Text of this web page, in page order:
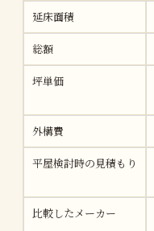
延床面積
総額
坪単価
外構費
平屋検討時の見積もり
比較したメーカー